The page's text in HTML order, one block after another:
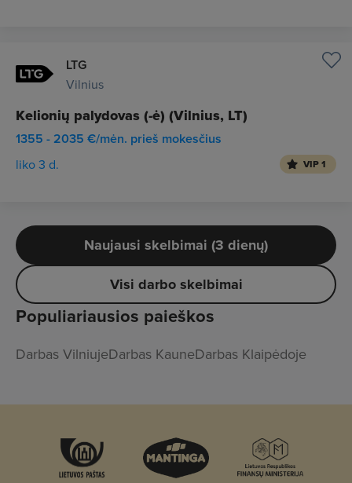
LTG
Vilnius
Kelionių palydovas (-ė) (Vilnius, LT)
1355 - 2035 €/mėn. prieš mokesčius
liko 3 d. VIP 1
Naujausi skelbimai (3 dienų)
Visi darbo skelbimai
Populiariausios paieškos
Darbas VilniujeDarbas KauneDarbas Klaipėdoje